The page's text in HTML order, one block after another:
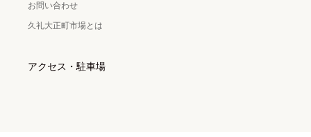
お問い合わせ
久礼大正町市場とは
アクセス・駐車場